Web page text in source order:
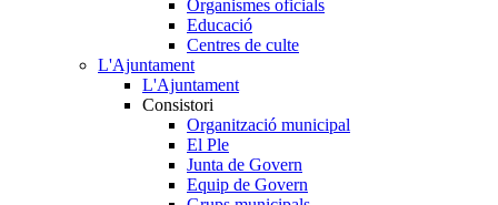
Organismes oficials
Educació
Centres de culte
L'Ajuntament
L'Ajuntament
Consistori
Organització municipal
El Ple
Junta de Govern
Equip de Govern